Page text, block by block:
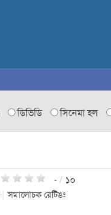
ডিভিডি সিনেমা হল
- / ১০
সমালোচক রেটিঙঃ